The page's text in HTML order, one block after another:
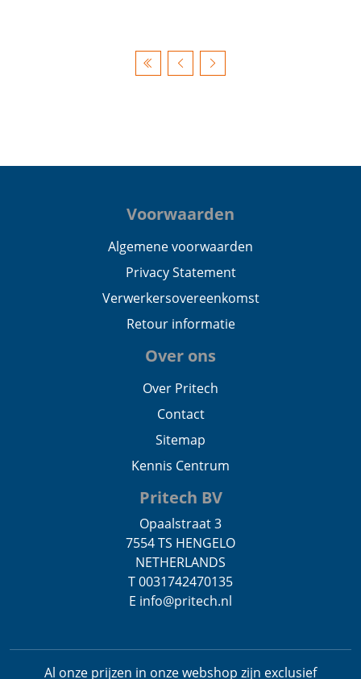
Voorwaarden
Algemene voorwaarden
Privacy Statement
Verwerkersovereenkomst
Retour informatie
Over ons
Over Pritech
Contact
Sitemap
Kennis Centrum
Pritech BV
Opaalstraat 3
7554 TS HENGELO
NETHERLANDS
T 0031742470135
E info@pritech.nl
Al onze prijzen in onze webshop zijn exclusief